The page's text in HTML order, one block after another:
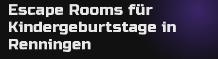
Escape Rooms für
Kindergeburtstage in
Renningen